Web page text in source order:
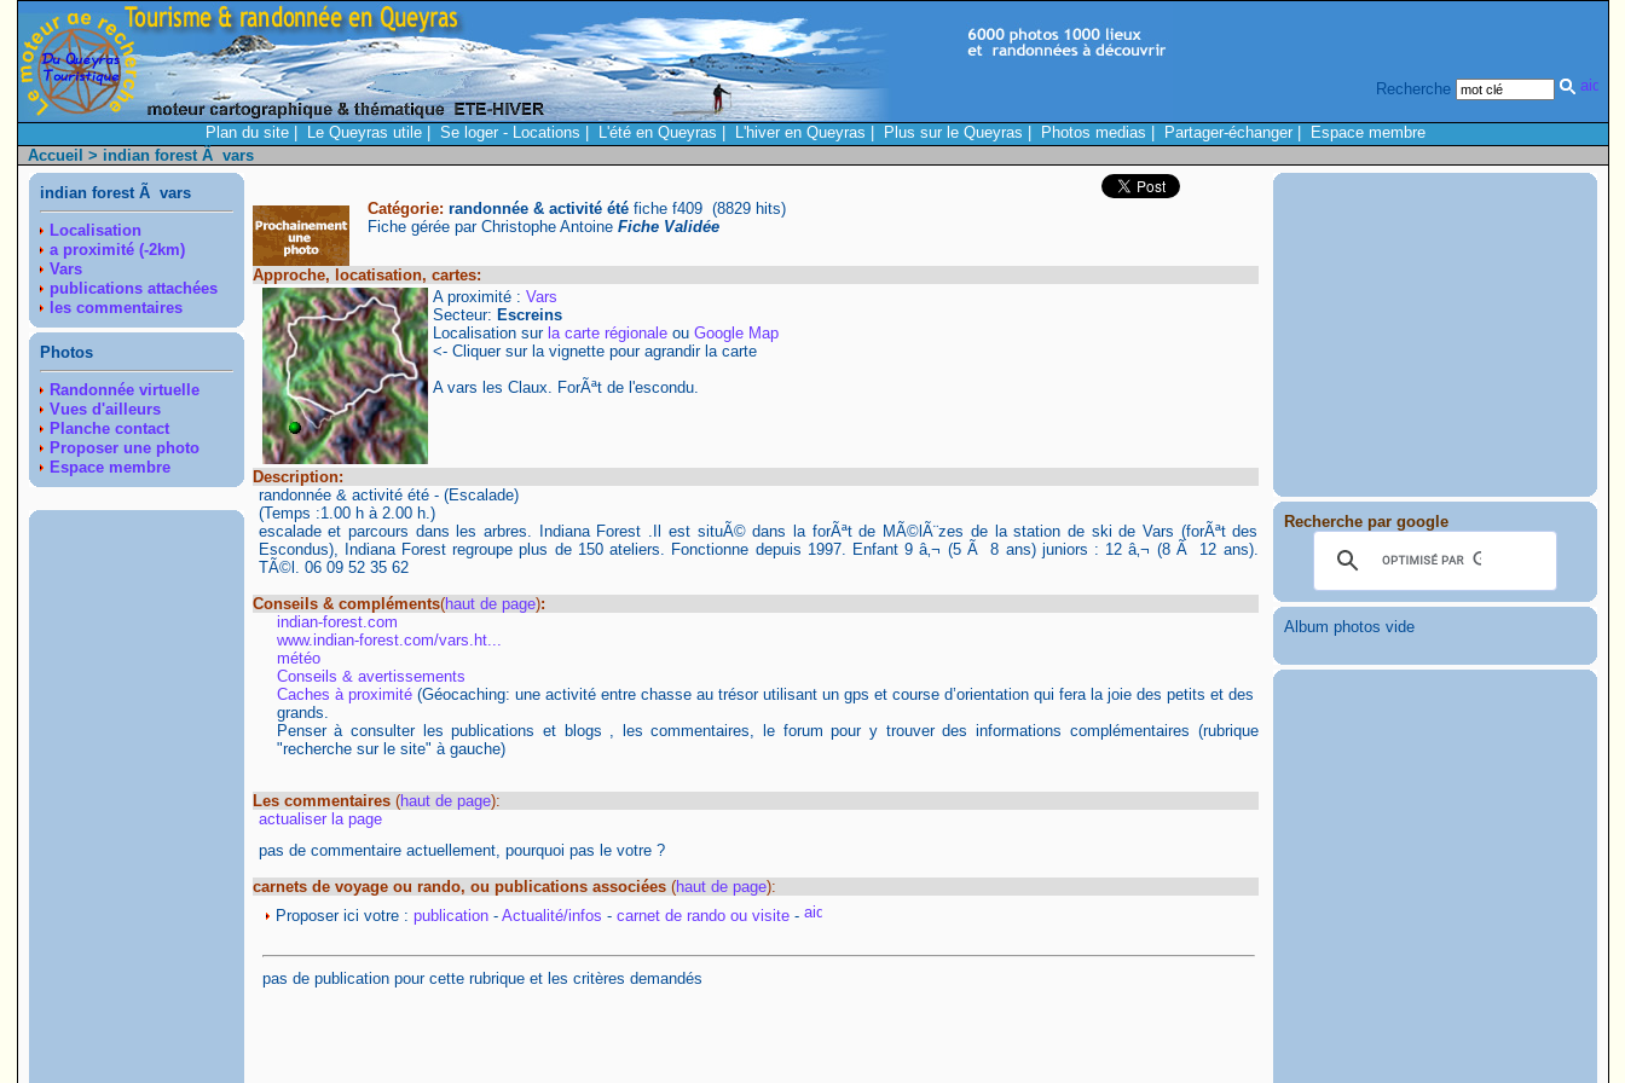
Recherche
Plan du site| Le Queyras utile| Se loger - Locations L'été en Queyras L'hiver en Queyras Plus sur le Queyras Photos medias Partager-échanger|
Espace membre
Accueil > indian forest Ã vars
indian forest Ã vars
Localisation
a proximité (-2km)
Vars
publications attachées
les commentaires
Photos
Randonnée virtuelle
Vues d'ailleurs
Planche contact
Proposer une photo
Espace membre
Catégorie: randonnée & activité été fiche f409 (8829 hits)
Fiche gérée par Christophe Antoine Fiche Validée
Approche, locatisation, cartes:
A proximité : Vars
Secteur: Escreins
Localisation sur la carte régionaleou Google Map
<- Cliquer sur la vignette pour agrandir la carte
A vars les Claux. ForÃªt de l'escondu.
Description:
randonnée & activité été - (Escalade)
(Temps :1.00 h à 2.00 h.)
escalade et parcours dans les arbres. Indiana Forest .Il est situÃ© dans la forÃªt de MÃ©lÃ¨zes de la station de ski de Vars (forÃªt des
Escondus), Indiana Forest regroupe plus de 150 ateliers. Fonctionne depuis 1997. Enfant 9 â‚¬ (5 Ã 8 ans) juniors : 12 â‚¬ (8 Ã 12 ans).
TÃ©l. 06 09 52 35 62
Conseils & compléments(haut de page):
indian-forest.com
www.indian-forest.com/vars.ht...
météo
Conseils & avertissements
Caches à proximité(Géocaching: une activité entre chasse au trésor utilisant un gps et course d’orientation qui fera la joie des petits et des
grands.
Penser à consulter les publications et blogs , les commentaires, le forum pour y trouver des informations complémentaires (rubrique
"recherche sur le site" à gauche)
Les commentaires(haut de page):
actualiser la page
pas de commentaire actuellement, pourquoi pas le votre ?
carnets de voyage ou rando, ou publications associées(haut de page):
Proposer ici votre : publication- Actualité/infos - carnet de rando ou visite-
pas de publication pour cette rubrique et les critères demandés
Recherche par google
Album photos vide